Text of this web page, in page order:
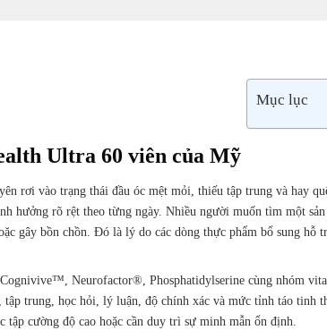
Mục lục
Ultra 60 viên của Mỹ
rơi vào trạng thái đầu óc mệt mỏi, thiếu tập trung và hay
hưởng rõ rệt theo từng ngày. Nhiều người muốn tìm một
gây bồn chồn. Đó là lý do các dòng thực phẩm bổ sung hỗ
Neurofactor®, Phosphatidylserine cùng nhóm
trung, học hỏi, lý luận, độ chính xác và mức tỉnh táo tinh
cường độ cao hoặc cần duy trì sự minh mẫn ổn định.